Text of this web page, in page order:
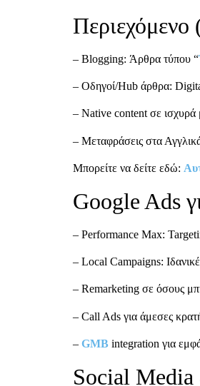
– Blogging: Άρθρα τύπου “
– Οδηγοί/Hub άρθρα:
– Native content σε
– Μεταφράσεις στα
Μπορείτε να δείτε εδώ:
Google Ads
– Performance Max:
– Local Campaigns:
– Remarketing σε όσους
– Call Ads για άμεσες
– GMB integration για
Social